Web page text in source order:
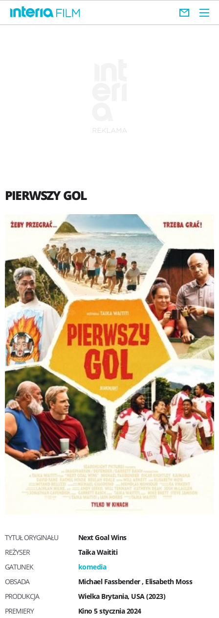
PIERWSZY GOL
TYTUŁ ORYGINAŁU
Next Goal Wins
REŻYSER
Taika Waititi
GATUNEK
komedia
OBSADA
Michael Fassbender, Elisabeth Moss
PRODUKCJA
Wielka Brytania, USA (2023)
PREMIERY
Kino 5 stycznia 2024